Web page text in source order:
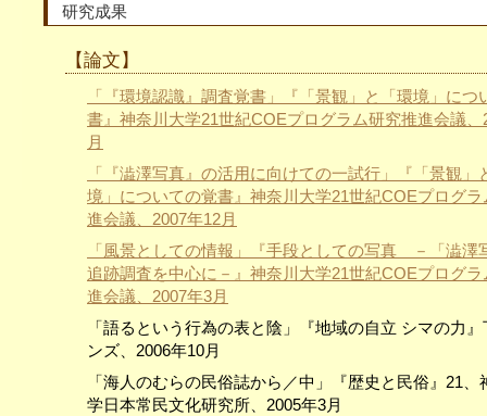
研究成果
【論文】
「『環境認識』調査覚書」『「景観」と「環境」につ
書』神奈川大学21世紀COEプログラム研究推進会議、
月
「『澁澤写真』の活用に向けての一試行」『「景観」
境」についての覚書』神奈川大学21世紀COEプログラ
進会議、2007年12月
「風景としての情報」『手段としての写真 －「澁澤
追跡調査を中心に－』神奈川大学21世紀COEプログラ
進会議、2007年3月
「語るという行為の表と陰」『地域の自立 シマの力
ンズ、2006年10月
「海人のむらの民俗誌から／中」『歴史と民俗』21、
学日本常民文化研究所、2005年3月